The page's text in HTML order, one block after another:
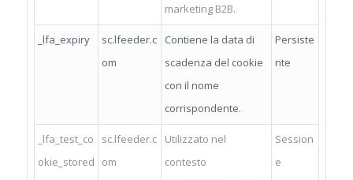
marketing B2B.
_lfa_expiry
sc.lfeeder.c
om
Contiene la data di
scadenza del cookie
con il nome
corrispondente.
Persiste
nte
_lfa_test_co
okie_stored
sc.lfeeder.c
om
Utilizzato nel
contesto
Session
e